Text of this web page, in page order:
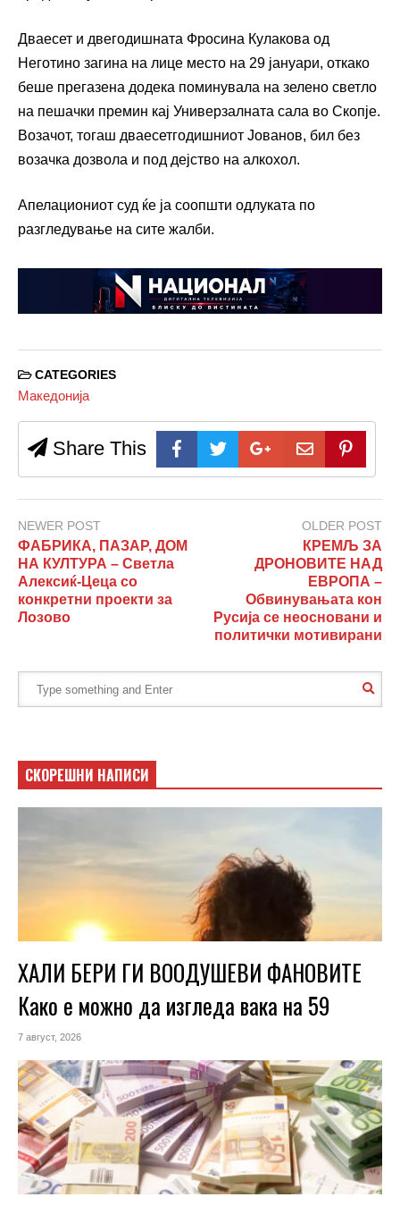
Дваесет и двегодишната Фросина Кулакова од
Неготино загина на лице место на 29 јануари, откако
беше прегазена додека поминувала на зелено светло
на пешачки премин кај Универзалната сала во Скопје.
Возачот, тогаш дваесетгодишниот Јованов, бил без
возачка дозвола и под дејство на алкохол.
Апелациониот суд ќе ја соопшти одлуката по
разгледување на сите жалби.
CATEGORIES
Македонија
Share This
NEWER POST
ФАБРИКА, ПАЗАР, ДОМ
НА КУЛТУРА – Светла
Алексиќ-Цеца со
конкретни проекти за
Лозово
OLDER POST
КРЕМЉ ЗА
ДРОНОВИТЕ НАД
ЕВРОПА –
Обвинувањата кон
Русија се неосновани и
политички мотивирани
СКОРЕШНИ НАПИСИ
ХАЛИ БЕРИ ГИ ВООДУШЕВИ ФАНОВИТЕ
Како е можно да изгледа вака на 59
7 август, 2026